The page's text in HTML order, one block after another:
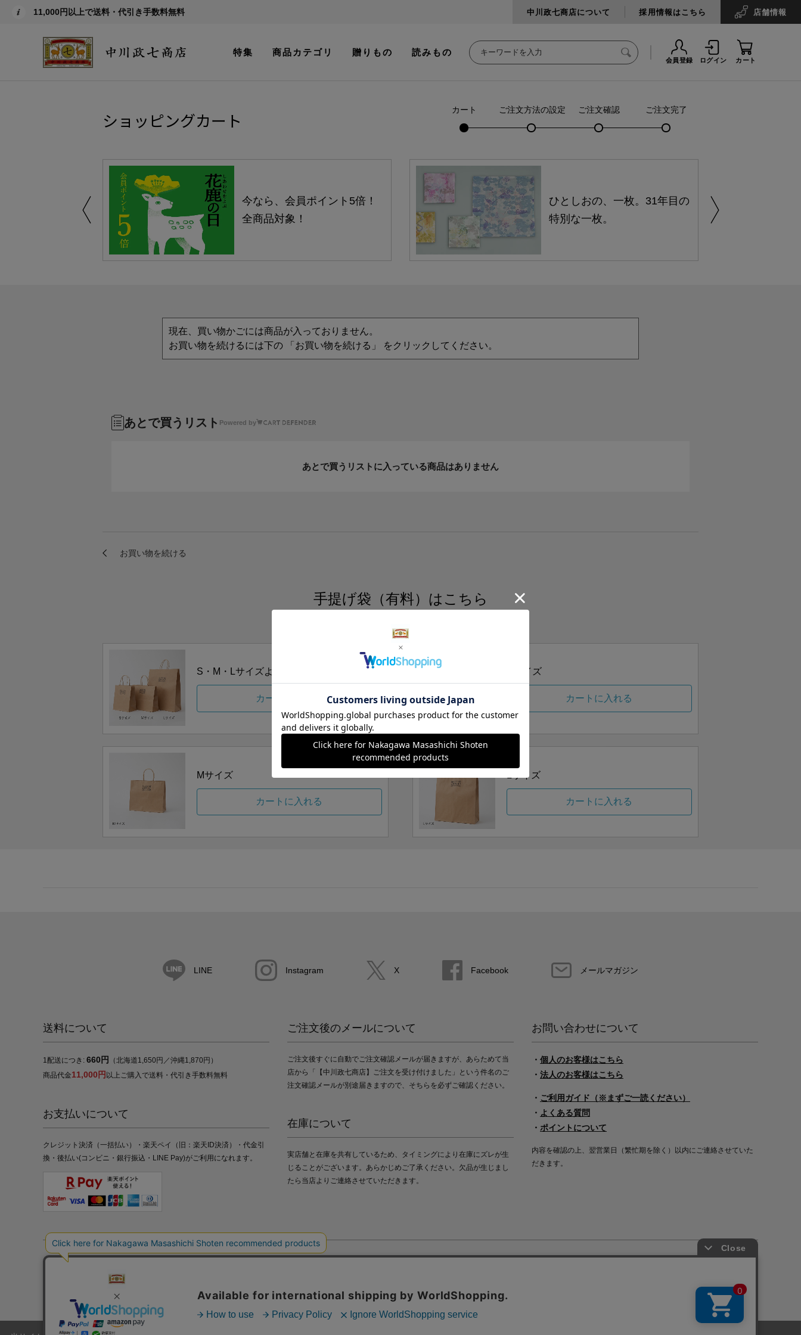
11,000円以上で送料・代引き手数料無料 中川政七商店について 採用情報はこちら 店舗情報
特集 商品カテゴリ 贈りもの 読みもの
会員登録 ログイン カート
ショッピングカート カート ご注文方法の設定 ご注文確認 ご注文完了
今なら、会員ポイント5倍！
全商品対象！
ひとしおの、一枚。31年目の
特別な一枚。
現在、買い物かごには商品が入っておりません。
お買い物を続けるには下の 「お買い物を続ける」 をクリックしてください。
あとで買うリスト Powered by
あとで買うリストに入っている商品はありません
手提げ袋（有料）はこちら
S・M・Lの3つサイズをご用意しております。
S・M・Lサイズより当店にお任せ
カートに入れる
Sサイズ
カートに入れる
Mサイズ
カートに入れる
Lサイズ
カートに入れる
LINE Instagram X Facebook メールマガジン
送料について
1配送につき: 660円
（北海道1,650円／沖縄1,870円）
商品代金11,000円 以上ご購入で送料・代引き手数料無料
お支払いについて
クレジット決済（一括払い）・楽天ペイ（旧：楽天ID決済）・代金引
換・後払い(コンビニ・銀行振込・LINE Pay)がご利用になれます。
ご注文後のメールについて
ご注文後すぐに自動でご注文確認メールが届きますが、あらためて当
店から「【中川政七商店】ご注文を受け付けました」という件名のご
注文確認メールが別途届きますので、そちらを必ずご確認ください。
在庫について
実店舗と在庫を共有しているため、タイミングにより在庫にズレが生
じることがございます。あらかじめご了承ください。欠品が生じまし
たら当店よりご連絡させていただきます。
お問い合わせについて
・ 個人のお客様はこちら
・ 法人のお客様はこちら
・ ご利用ガイド（※まずご一読ください）
・ よくある質問
・ ポイントについて
内容を確認の上、翌営業日（繁忙期を除く）以内にご連絡させていた
だきます。
プライバシーポリシー